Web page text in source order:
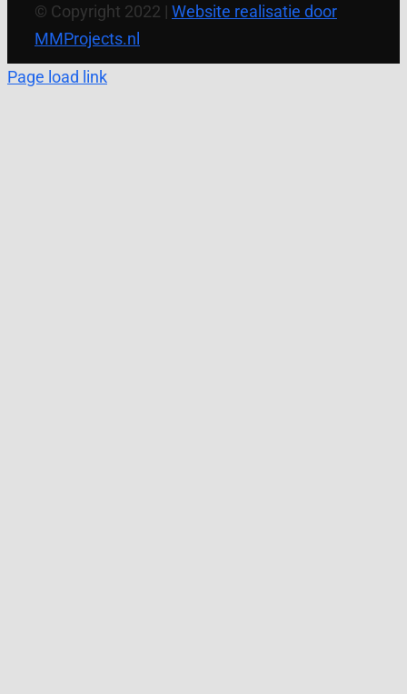
© Copyright 2022 | Website realisatie door
MMProjects.nl
Page load link